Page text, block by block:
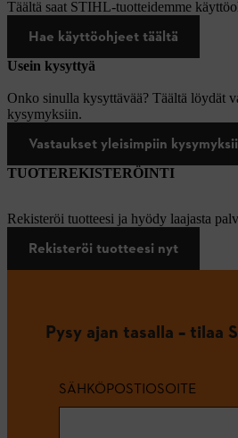
Täältä saat STIHL-tuotteidemme
Hae käyttöohjeet täältä
Usein kysyttyä
Onko sinulla kysyttävää? Täältä löydät
kysymyksiin.
Vastaukset yleisimpiin
TUOTEREKISTERÖINTI
Rekisteröi tuotteesi ja hyödy laajasta
Rekisteröi tuotteesi nyt
Pysy ajan tasalla – tilaa
SÄHKÖPOSTIOSOITE